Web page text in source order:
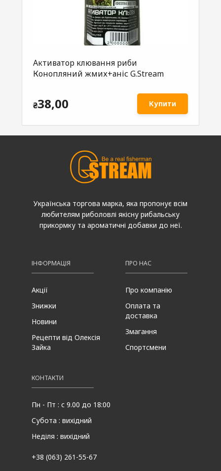
Активатор клювання риби
Конопляний жмих+аніс G.Stream
₴38,00 Купити
Українська торгова марка, яка пропонує всім
любителям риболовлі якісну рибальську
прикормку та ароматичні добавки до неї.
ІНФОРМАЦІЯ
Акції
Знижки
Новини
Рецепти від Олексія
Зайка
ПРО НАС
Про компанію
Оплата та
доставка
Змагання
Спортсмени
КОНТАКТИ
Пн - Пт : с 9.00 до 18:00
Субота : вихідний
Неділя : вихідний
+38 (063) 261-55-67